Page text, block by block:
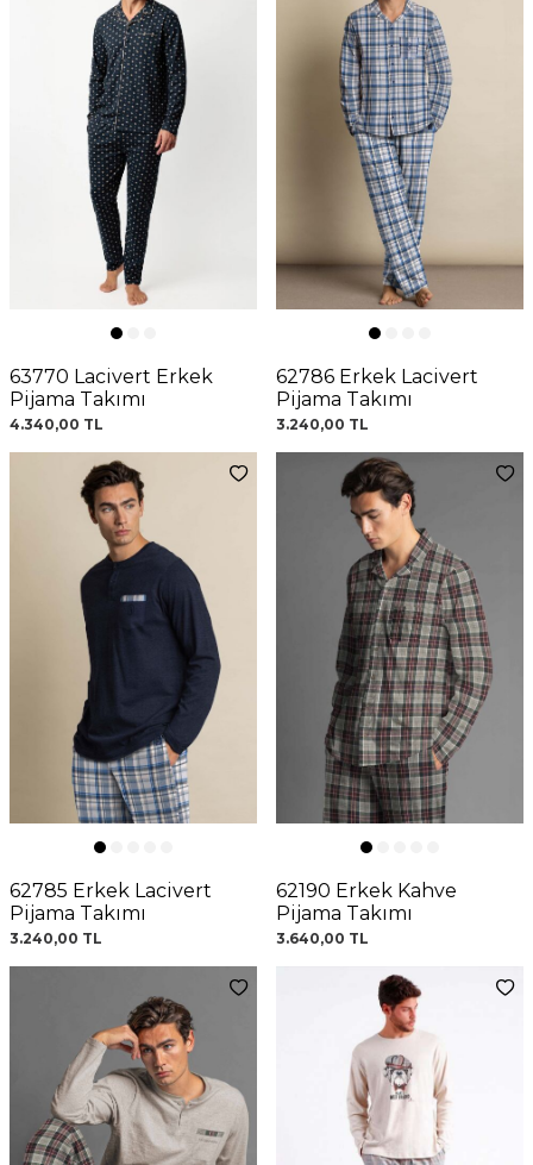
63770 Lacivert Erkek
Pijama Takımı
4.340,00 TL
62786 Erkek Lacivert
Pijama Takımı
3.240,00 TL
62785 Erkek Lacivert
Pijama Takımı
3.240,00 TL
62190 Erkek Kahve
Pijama Takımı
3.640,00 TL